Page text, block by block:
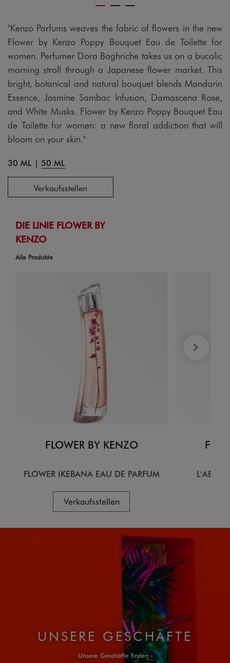
"Kenzo Parfums weaves the fabric of flowers in the new
Flower by Kenzo Poppy Bouquet Eau de Toilette for
women. Perfumer Dora Baghriche takes us on a bucolic
morning stroll through a Japanese flower market. This
bright, botanical and natural bouquet blends Mandarin
Essence, Jasmine Sambac Infusion, Damascena Rose,
and White Musks. Flower by Kenzo Poppy Bouquet Eau
de Toilette for women: a new floral addiction that will
bloom on your skin."
30 ML | 50 ML
Verkaufsstellen
DIE LINIE FLOWER BY
KENZO
Alle Produkte
FLOWER BY KENZO
FLOWER IKEBANA EAU DE PARFUM
Verkaufsstellen
UNSERE GESCHÄFTE
Unsere Geschäfte finden